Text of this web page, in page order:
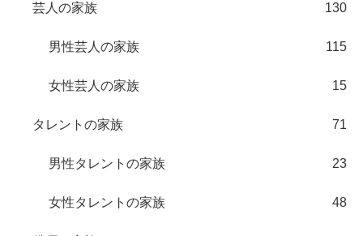
芸人の家族 130
男性芸人の家族 115
女性芸人の家族 15
タレントの家族 71
男性タレントの家族 23
女性タレントの家族 48